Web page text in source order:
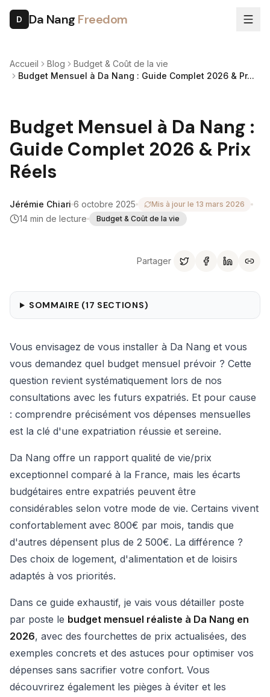
D Da Nang Freedom
Accueil Blog
Budget & Coût de la vie
Budget Mensuel à Da Nang : Guide Complet 2026 & Pr...
Budget Mensuel à Da Nang :
Guide Complet 2026 & Prix
Réels
Jérémie Chiari 6 octobre 2025 Mis à jour le 13 mars 2026
14 min de lecture Budget & Coût de la vie
Partager
SOMMAIRE (17 SECTIONS)
Vous envisagez de vous installer à Da Nang et vous
vous demandez quel budget mensuel prévoir ? Cette
question revient systématiquement lors de nos
consultations avec les futurs expatriés. Et pour cause
: comprendre précisément vos dépenses mensuelles
est la clé d'une expatriation réussie et sereine.
Da Nang offre un rapport qualité de vie/prix
exceptionnel comparé à la France, mais les écarts
budgétaires entre expatriés peuvent être
considérables selon votre mode de vie. Certains vivent
confortablement avec 800€ par mois, tandis que
d'autres dépensent plus de 2 500€. La différence ?
Des choix de logement, d'alimentation et de loisirs
adaptés à vos priorités.
Dans ce guide exhaustif, je vais vous détailler poste
par poste le budget mensuel réaliste à Da Nang en
2026, avec des fourchettes de prix actualisées, des
exemples concrets et des astuces pour optimiser vos
dépenses sans sacrifier votre confort. Vous
découvrirez également les pièges à éviter et les